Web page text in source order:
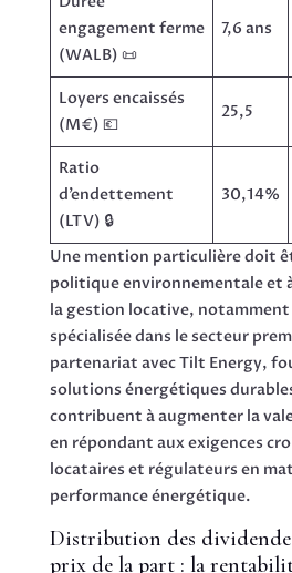
engagement ferme
(WALB) 📜
7,6 ans
Loyers encaissés
(M€) 💶
25,5
Ratio
d’endettement
(LTV) 🔒
30,14%
Une mention particulière doit
politique environnementale et
la gestion locative, notamment
spécialisée dans le secteur
partenariat avec Tilt Energy,
solutions énergétiques
contribuent à augmenter la
en répondant aux exigences
locataires et régulateurs en
performance énergétique.
Distribution des
prix de la part : la